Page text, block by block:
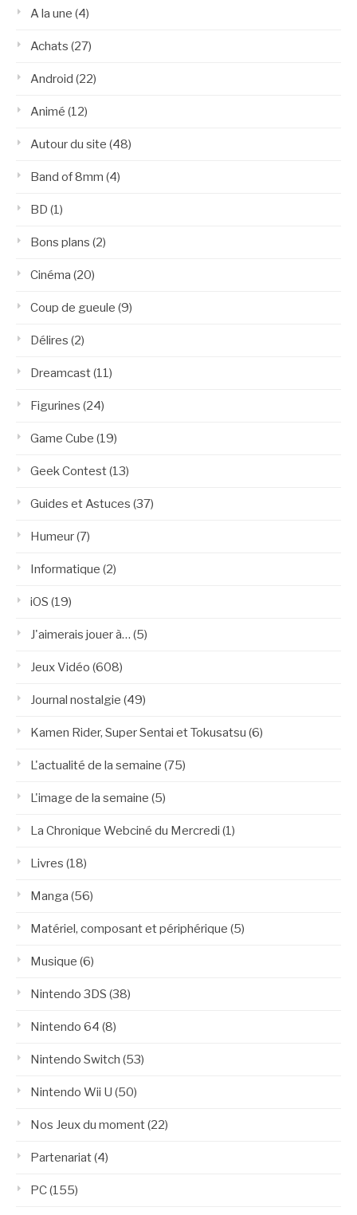
A la une (4)
Achats (27)
Android (22)
Animé (12)
Autour du site (48)
Band of 8mm (4)
BD (1)
Bons plans (2)
Cinéma (20)
Coup de gueule (9)
Délires (2)
Dreamcast(11)
Figurines (24)
Game Cube (19)
Geek Contest(13)
Guides et Astuces (37)
Humeur(7)
Informatique (2)
iOS (19)
J'aimerais jouer à… (5)
Jeux Vidéo (608)
Journal nostalgie (49)
Kamen Rider, Super Sentai et Tokusatsu (6)
L'actualité de la semaine (75)
L'image de la semaine (5)
La Chronique Webciné du Mercredi (1)
Livres (18)
Manga (56)
Matériel, composant et périphérique (5)
Musique (6)
Nintendo 3DS (38)
Nintendo 64 (8)
Nintendo Switch (53)
Nintendo Wii U (50)
Nos Jeux du moment(22)
Partenariat(4)
PC(155)